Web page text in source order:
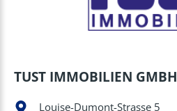
TUST IMMOBILIEN GMBH
Louise-Dumont-Strasse 5